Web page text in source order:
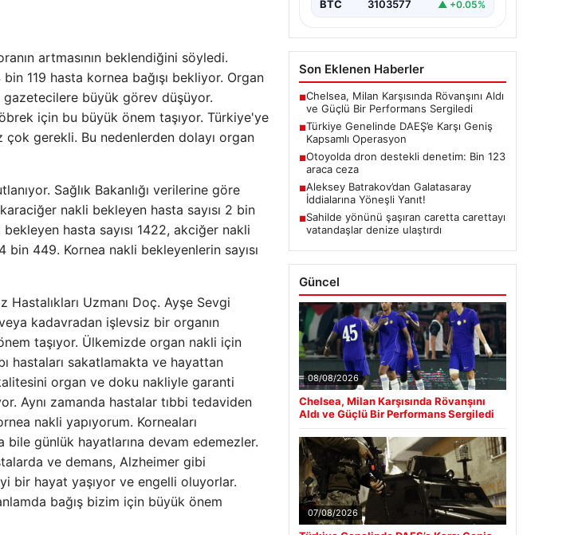
artmasının beklendiğini söyledi.
119 hasta kornea bağışı bekliyor. Organ
gazetecilere büyük görev düşüyor.
için bu büyük önem taşıyor. Türkiye'ye
çok gerekli. Bu nedenlerden dolayı organ
Sağlık Bakanlığı verilerine göre
nakli bekleyen hasta sayısı 2 bin
hasta sayısı 1422, akciğer nakli
bin 449. Kornea nakli bekleyenlerin sayısı
Hastalıkları Uzmanı Doç. Ayşe Sevgi
kadavradan işlevsiz bir organın
taşıyor. Ülkemizde organ nakli için
hastaları sakatlamakta ve hayattan
organ ve doku nakliyle garanti
Aynı zamanda hastalar tıbbi tedaviden
nakli yapıyorum. Korneaları
bile günlük hayatlarına devam edemezler.
ve demans, Alzheimer gibi
bir hayat yaşıyor ve engelli oluyorlar.
bağış bizim için büyük önem
BTC 3103577 ▲ +0.05%
Son Eklenen Haberler
■Chelsea, Milan Karşısında Rövanşını Aldı
ve Güçlü Bir Performans Sergiledi
■Türkiye Genelinde DAEŞ’e Karşı Geniş
Kapsamlı Operasyon
■Otoyolda dron destekli denetim: Bin 123
araca ceza
■Aleksey Batrakov’dan Galatasaray
İddialarına Yöneşli Yanıt!
■Sahilde yönünü şaşıran caretta carettayı
vatandaşlar denize ulaştırdı
Güncel
08/08/2026
Chelsea, Milan Karşısında Rövanşını
Aldı ve Güçlü Bir Performans Sergiledi
07/08/2026